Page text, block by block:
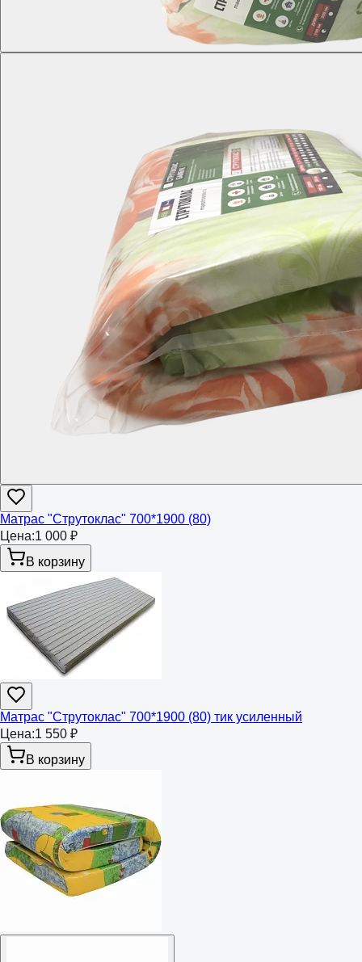
Матрас "Струтоклас" 700*1900 (80)
Цена:1 000 ₽
В корзину
Матрас "Струтоклас" 700*1900 (80) тик усиленный
Цена:1 550 ₽
В корзину